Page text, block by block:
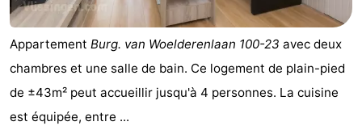
Appartement Burg. van Woelderenlaan 100-23 avec deux
chambres et une salle de bain. Ce logement de plain-pied
de ±43m² peut accueillir jusqu'à 4 personnes. La cuisine
est équipée, entre ...